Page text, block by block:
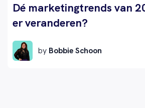
Dé marketingtrends van
er veranderen?
by Bobbie Schoon